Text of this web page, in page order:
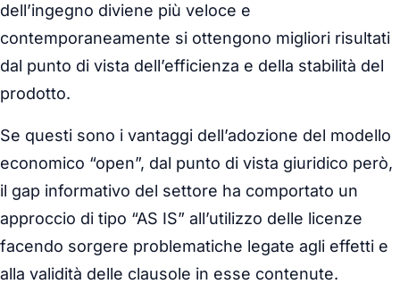
dell’ingegno diviene più veloce e
contemporaneamente si ottengono migliori risultati
dal punto di vista dell’efficienza e della stabilità del
prodotto.
Se questi sono i vantaggi dell’adozione del modello
economico “open”, dal punto di vista giuridico però,
il gap informativo del settore ha comportato un
approccio di tipo “AS IS” all’utilizzo delle licenze
facendo sorgere problematiche legate agli effetti e
alla validità delle clausole in esse contenute.